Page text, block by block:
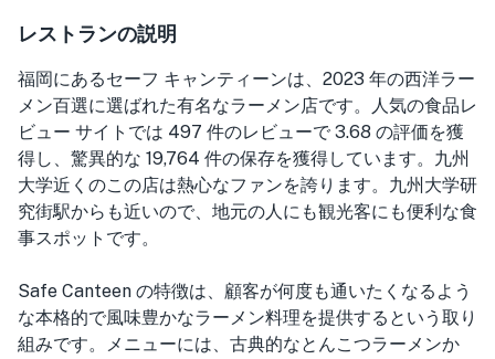
レストランの説明
福岡にあるセーフ キャンティーンは、2023 年の西洋ラー
メン百選に選ばれた有名なラーメン店です。人気の食品レ
ビュー サイトでは 497 件のレビューで 3.68 の評価を獲
得し、驚異的な 19,764 件の保存を獲得しています。九州
大学近くのこの店は熱心なファンを誇ります。九州大学研
究街駅からも近いので、地元の人にも観光客にも便利な食
事スポットです。
Safe Canteen の特徴は、顧客が何度も通いたくなるよう
な本格的で風味豊かなラーメン料理を提供するという取り
組みです。メニューには、古典的なとんこつラーメンか